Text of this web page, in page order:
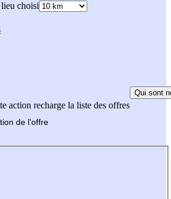
choisi
action recharge la liste des offres
Qui sont
de l'offre